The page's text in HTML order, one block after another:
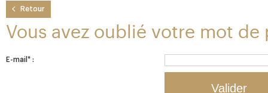
Vous avez oublié votre mot de
E-mail* :
Retour